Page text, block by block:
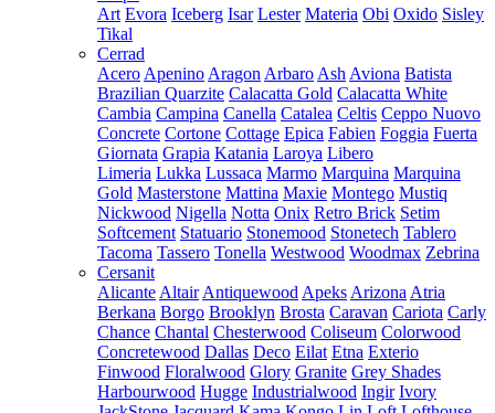
Art Evora Iceberg Isar Lester Materia Obi Oxido Sisley
Tikal
Cerrad
Acero Apenino Aragon Arbaro Ash Aviona Batista
Brazilian Quarzite Calacatta Gold Calacatta White
Cambia Campina Canella Catalea Celtis Ceppo Nuovo
Concrete Cortone Cottage Epica Fabien Foggia Fuerta
Giornata Grapia Katania Laroya Libero
Limeria Lukka Lussaca Marmo Marquina Marquina
Gold Masterstone Mattina Maxie Montego Mustiq
Nickwood Nigella Notta Onix Retro Brick Setim
Softcement Statuario Stonemood Stonetech Tablero
Tacoma Tassero Tonella Westwood Woodmax Zebrina
Cersanit
Alicante Altair Antiquewood Apeks Arizona Atria
Berkana Borgo Brooklyn Brosta Caravan Cariota Carly
Chance Chantal Chesterwood Coliseum Colorwood
Concretewood Dallas Deco Eilat Etna Exterio
Finwood Floralwood Glory Granite Grey Shades
Harbourwood Hugge Industrialwood Ingir Ivory